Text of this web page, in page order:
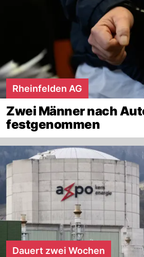
Rheinfelden AG
Zwei Männer nach
festgenommen
Dauert zwei Wochen